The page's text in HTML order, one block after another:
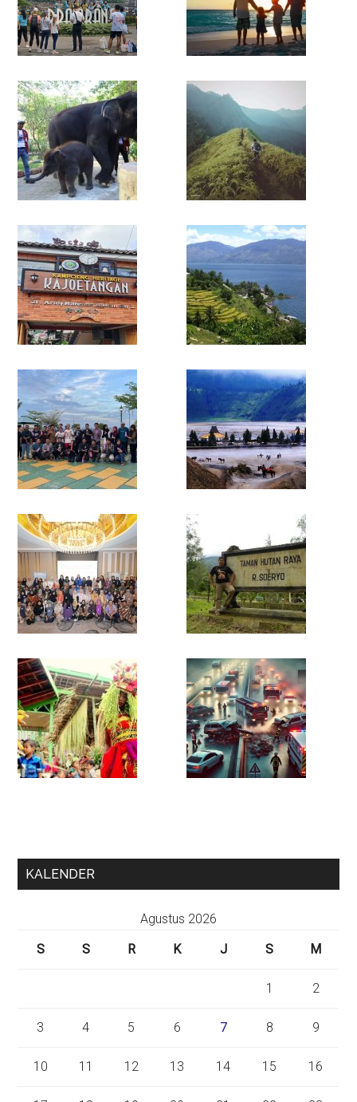
KALENDER
Agustus 2026
S
S R K J S M
1 2
3 4 5 6 7 8 9
10 11 12 13 14 15 16